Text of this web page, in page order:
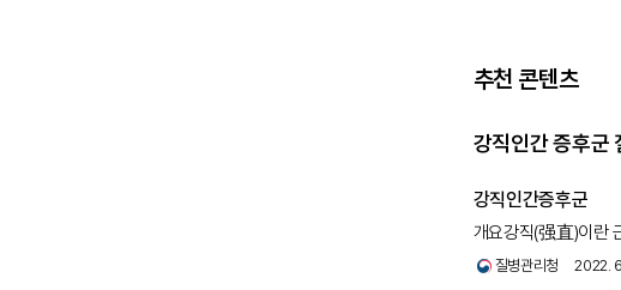
디아제핀 치료에
론 밴드가 입증되
단 검사는 다른 신
(EMG)는 자발적인
활동을 보여줍니다
감지됩니다. 고전
만, 경직 및 뻣뻣함
SPS에서 뇌의 운
환자에서는 MRI가
추천 콘텐츠
강직인간 증후군
강직인간증후군
개요강직(强直)이란
강직인간 증후군은
질병관리청 2022.